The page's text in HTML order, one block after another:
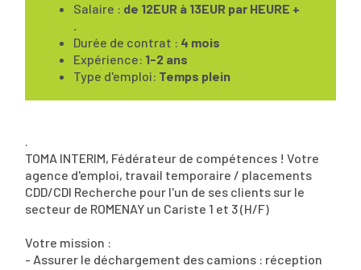
Salaire : de 12EUR à 13EUR par HEURE +
.
Durée de contrat : 4 mois
Expérience: 1-2 ans
Type d'emploi: Temps plein
.
TOMA INTERIM, Fédérateur de compétences ! Votre
agence d'emploi, travail temporaire / placements
CDD/CDI Recherche pour l'un de ses clients sur le
secteur de ROMENAY un Cariste 1 et 3 (H/F)
Votre mission :
- Assurer le déchargement des camions : réception